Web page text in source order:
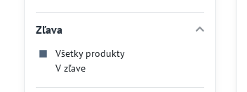
Zľava
Všetky produkty
V zľave